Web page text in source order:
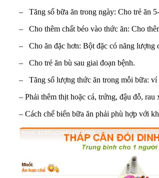
– Tăng số bữa ăn trong ngày: Cho trẻ ăn
– Cho thêm chất béo vào thức ăn: Cho
– Cho ăn đặc hơn: Bột đặc có năng lượng
– Cho trẻ ăn bù sau giai đoạn bệnh.
– Tăng số lượng thức ăn trong mỗi bữa: ví
– Phải thêm thịt hoặc cá, trứng, đậu đỗ,
– Cách chế biến bữa ăn phải phù hợp với